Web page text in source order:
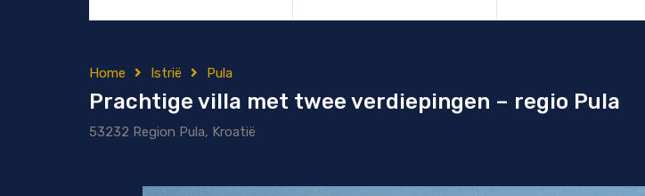
Home Istrië Pula
Prachtige villa met twee verdiepingen – regio Pula
53232 Region Pula, Kroatië